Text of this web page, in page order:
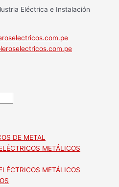
Eléctrica e Instalación
DE METAL
METÁLICOS
METÁLICOS